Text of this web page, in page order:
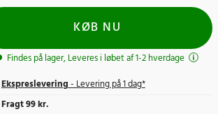
KØB NU
Findes på lager, Leveres i løbet af 1-2 hverdage
Ekspreslevering- Levering på 1 dag*
Fragt 99 kr.